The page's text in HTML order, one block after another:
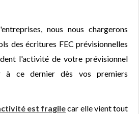
nous nous chargerons
des écritures FEC prévisionnelles
l'activité de votre prévisionnel
à ce dernier dès vos premiers
est fragilecar elle vient tout